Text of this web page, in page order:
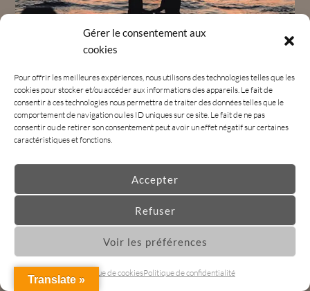
Gérer le consentement aux
cookies
Pour offrir les meilleures expériences, nous utilisons des technologies telles que les
cookies pour stocker et/ou accéder aux informations des appareils. Le fait de
consentir à ces technologies nous permettra de traiter des données telles que le
comportement de navigation ou les ID uniques sur ce site. Le fait de ne pas
consentir ou de retirer son consentement peut avoir un effet négatif sur certaines
caractéristiques et fonctions.
Accepter
Refuser
Voir les préférences
Politique de cookiesPolitique de confidentialité
Translate »